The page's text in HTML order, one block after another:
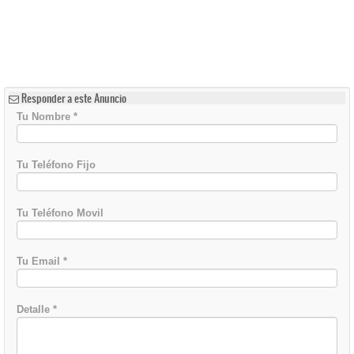
Responder a este Anuncio
Tu Nombre *
Tu Teléfono Fijo
Tu Teléfono Movil
Tu Email *
Detalle *